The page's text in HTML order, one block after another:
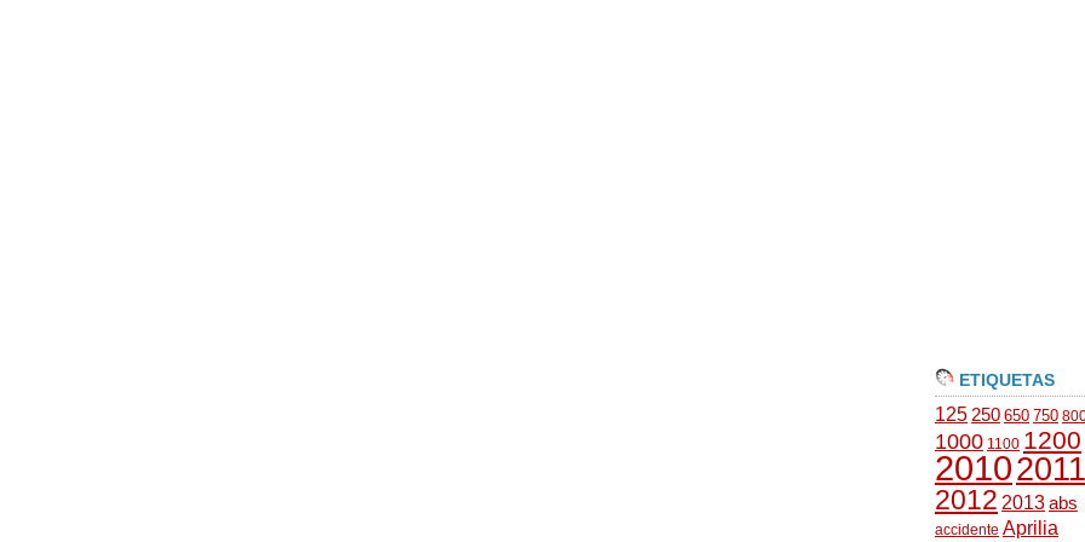
ETIQUETAS
125 250 650 750
1000 1100 1200
20102011
2012 2013abs
accidente Aprilia